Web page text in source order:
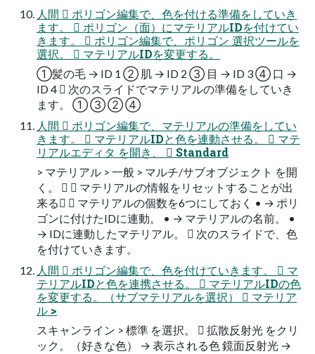
人間  ポリゴン編集で、色を付ける準備をしていき
ます。  ポリゴン（面）にマテリアルIDを付けてい
きます。  ポリゴン編集で、ポリゴン 選択ツールを
選択。  マテリアルIDを変更する。
①髪の毛 → ID 1 ② 肌 → ID 2 ③ 目 → ID 3 ④ 口 →
ID 4  次のスライドでマテリアルの準備をしていき
ます。 ① ③ ② ④
人間  ポリゴン編集で、マテリアルの準備をしてい
きます。  マテリアルIDと色を連動させる。  マテ
リアルエディタ を開き、  Standard
> マテリアル > 一般 > マルチ/サブオブジェクト を開
く。  （ マテリアルの情報をリセットすることが出
来る）  マテリアルの個数を6つにしておく • → ポリ
ゴンに付けたIDに連動。 • → マテリアルの名前。 •
→ IDに連動したマテリアル。  次のスライドで、色
を付けていきます。
人間  ポリゴン編集で、色を付けていきます。  マ
テリアルIDと色を連携させる。  マテリアルIDの色
を変更する。（サブマテリアルを選択）  マテリア
ル >
スキャンライン > 標準 を選択。  拡散反射光 をクリ
ック。（好きな色） → 表示される色 鏡面反射光 →